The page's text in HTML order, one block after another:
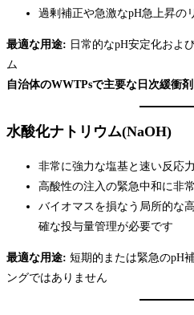
過剰補正や急激なpH急上昇の
最適な用途: 日常的なpH安定化およ
ム
自治体のWWTPsで主要な日次緩衝
水酸化ナトリウム(NaOH)
非常に強力な塩基と速い反応
高酸性の注入の緊急中和に非
バイオマスを損なう局所的な
確な投与量管理が必要です
最適な用途: 短期的または緊急のpH
ングではありません